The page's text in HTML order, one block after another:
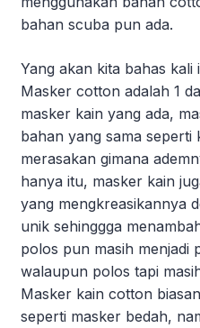
bahan scuba pun ada.
Yang akan kita bahas
Masker cotton adalah 1
masker kain yang ada,
bahan yang sama seperti
merasakan gimana
hanya itu, masker kain
yang mengkreasikannya
unik sehinggga
polos pun masih menjadi
walaupun polos tapi
Masker kain cotton
seperti masker bedah,